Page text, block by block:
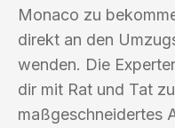
Monaco zu
direkt an den
wenden. Die
dir mit Rat und Tat
maßgeschneidertes